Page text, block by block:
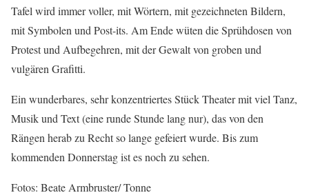
Tafel wird immer voller, mit Wörtern, mit gezeichneten Bildern,
mit Symbolen und Post-its. Am Ende wüten die Sprühdosen von
Protest und Aufbegehren, mit der Gewalt von groben und
vulgären Grafitti.
Ein wunderbares, sehr konzentriertes Stück Theater mit viel Tanz,
Musik und Text (eine runde Stunde lang nur), das von den
Rängen herab zu Recht so lange gefeiert wurde. Bis zum
kommenden Donnerstag ist es noch zu sehen.
Fotos: Beate Armbruster/ Tonne